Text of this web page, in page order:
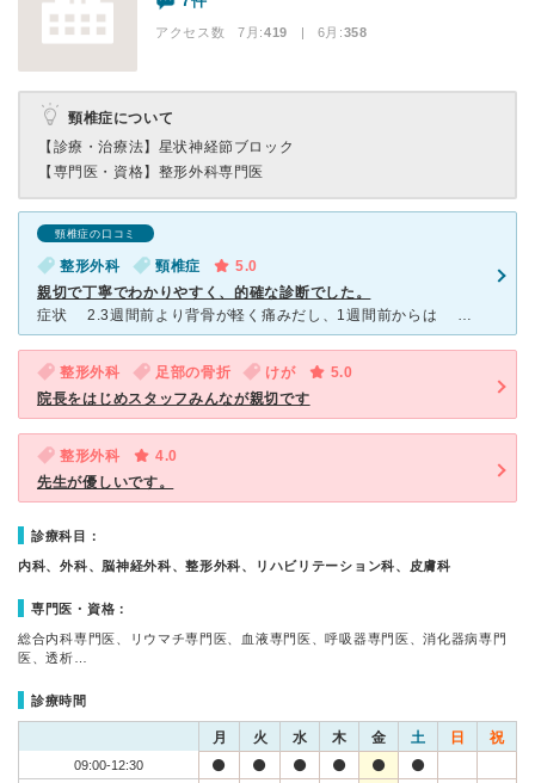
アクセス数 7月:419 | 6月:358
頸椎症について
【診療・治療法】 星状神経節ブロック
【専門医・資格】 整形外科専門医
頸椎症の口コミ
整形外科 頸椎症
5.0
親切で丁寧でわかりやすく、的確な診断でした。
症状 2.3週間前より背骨が軽く痛みだし、1週間前からは 仰向け、横向き、寝返りも痛くて寝れない。 日常の生活は多少の痛みだけで我慢できる程度。 整形外科を検索。 谷藤病院さんの施
整形外科 足部の骨折 けが
5.0
院長をはじめスタッフみんなが親切です
整形外科
4.0
先生が優しいです。
診療科目：
内科、外科、脳神経外科、整形外科、リハビリテーション科、皮膚科
専門医・資格：
総合内科専門医、リウマチ専門医、血液専門医、呼吸器専門医、消化器病専門
医、透析…
診療時間
月 火 水 木 金 土 日 祝
09:00-12:30